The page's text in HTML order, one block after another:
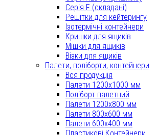
Серія F (складані)
Решітки для кейтерингу
Ізотермічні контейнери
Кришки для ящиків
Мішки для ящиків
Візки для ящиків
Палети, поліборти, контейнери
Вся продукція
Палети 1200x1000 мм
Поліборт палетний
Палети 1200x800 мм
Палети 800x600 мм
Палети 600x400 мм